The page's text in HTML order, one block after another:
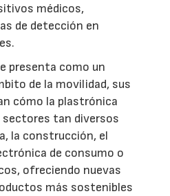
médicos,
de detección en
presenta como un
de la movilidad, sus
cómo la plastrónica
sectores tan diversos
la construcción, el
de consumo o
ofreciendo nuevas
más sostenibles